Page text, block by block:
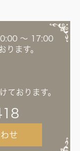
～ 17:00
ります。
ております。
せ